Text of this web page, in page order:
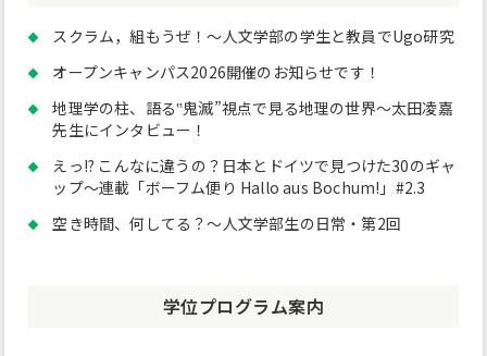
ンスクラム，組もうぜ！～人文学部の学生と教員でUgo研究
オープンキャンパス2026開催のお知らせです！
地理学の柱、語る‟鬼滅”視点で見る地理の世界～太田凌嘉
先生にインタビュー！
えっ!? こんなに違うの？日本とドイツで見つけた30のギャ
ップ～連載「ボーフム便り Hallo aus Bochum!」#2.3
空き時間、何してる？～人文学部生の日常・第2回
学位プログラム案内